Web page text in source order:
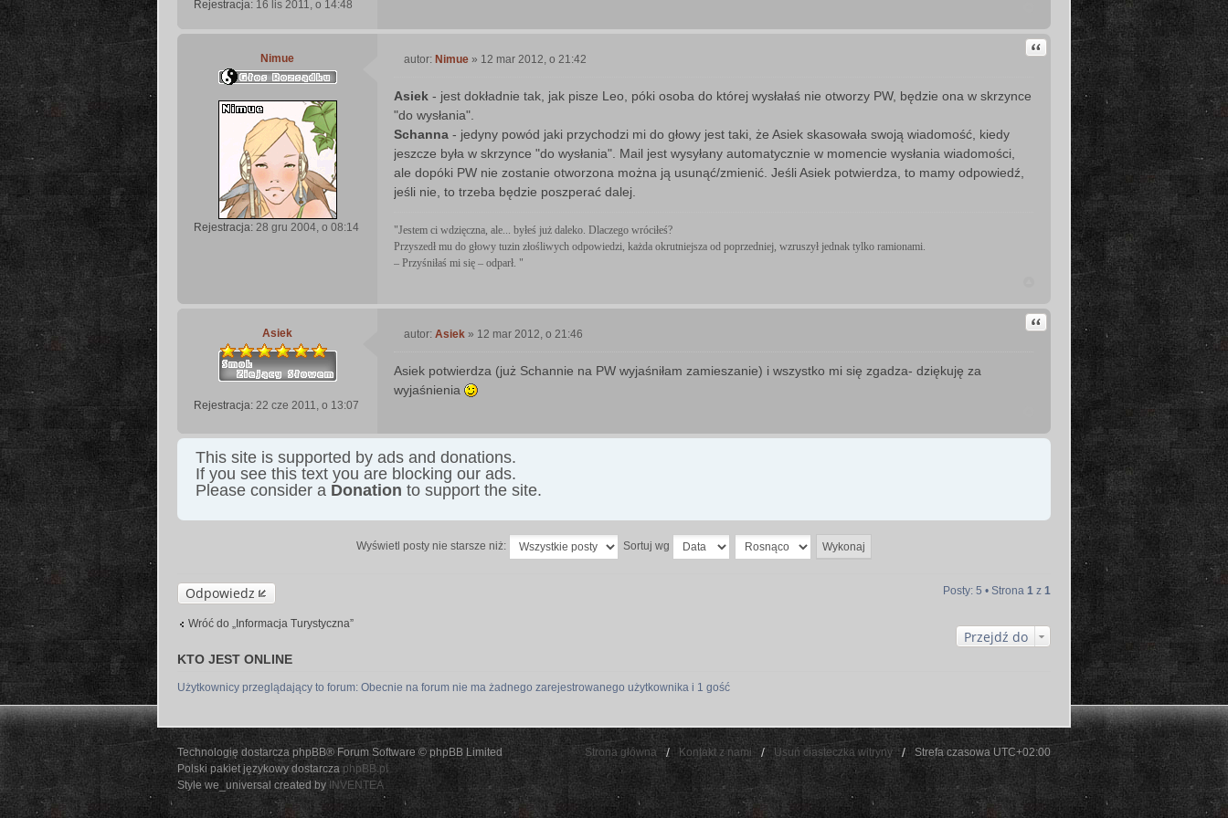
Rejestracja: 16 lis 2011, o 14:48
Nimue
Rejestracja: 28 gru 2004, o 08:14
Cytuj
s
t
autor: Nimue » 12 mar 2012, o 21:42
Asiek - jest dokładnie tak, jak pisze Leo, póki osoba do której wysłałaś nie otworzy PW, będzie ona w skrzynce
"do wysłania".
Schanna - jedyny powód jaki przychodzi mi do głowy jest taki, że Asiek skasowała swoją wiadomość, kiedy
jeszcze była w skrzynce "do wysłania". Mail jest wysyłany automatycznie w momencie wysłania wiadomości,
ale dopóki PW nie zostanie otworzona można ją usunąć/zmienić. Jeśli Asiek potwierdza, to mamy odpowiedź,
jeśli nie, to trzeba będzie poszperać dalej.
"Jestem ci wdzięczna, ale... byłeś już daleko. Dlaczego wróciłeś?
Przyszedł mu do głowy tuzin złośliwych odpowiedzi, każda okrutniejsza od poprzedniej, wzruszył jednak tylko ramionami.
– Przyśniłaś mi się – odparł. "
Asiek
Rejestracja: 22 cze 2011, o 13:07
Cytuj
s
t
autor: Asiek » 12 mar 2012, o 21:46
Asiek potwierdza (już Schannie na PW wyjaśniłam zamieszanie) i wszystko mi się zgadza- dziękuję za
wyjaśnienia
This site is supported by ads and donations.
If you see this text you are blocking our ads.
Please consider a Donation to support the site.
Wyświetl posty nie starsze niż: Sortuj wg
Odpowiedz Posty: 5 • Strona 1 z 1
Wróć do „Informacja Turystyczna”
Przejdź do
KTO JEST ONLINE
Użytkownicy przeglądający to forum: Obecnie na forum nie ma żadnego zarejestrowanego użytkownika i 1 gość
Strona główna Kontakt z nami Usuń ciasteczka witryny Strefa czasowa UTC+02:00
Technologię dostarcza phpBB® Forum Software © phpBB Limited
Polski pakiet językowy dostarczaphpBB.pl
Style we_universal created by INVENTEA